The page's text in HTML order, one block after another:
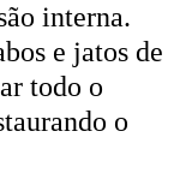
interna.
e jatos de
todo o
o